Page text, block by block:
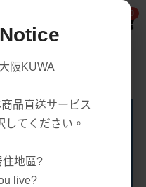
阪KUWA
品直送サービス
してください。
地區?
live?
0
×